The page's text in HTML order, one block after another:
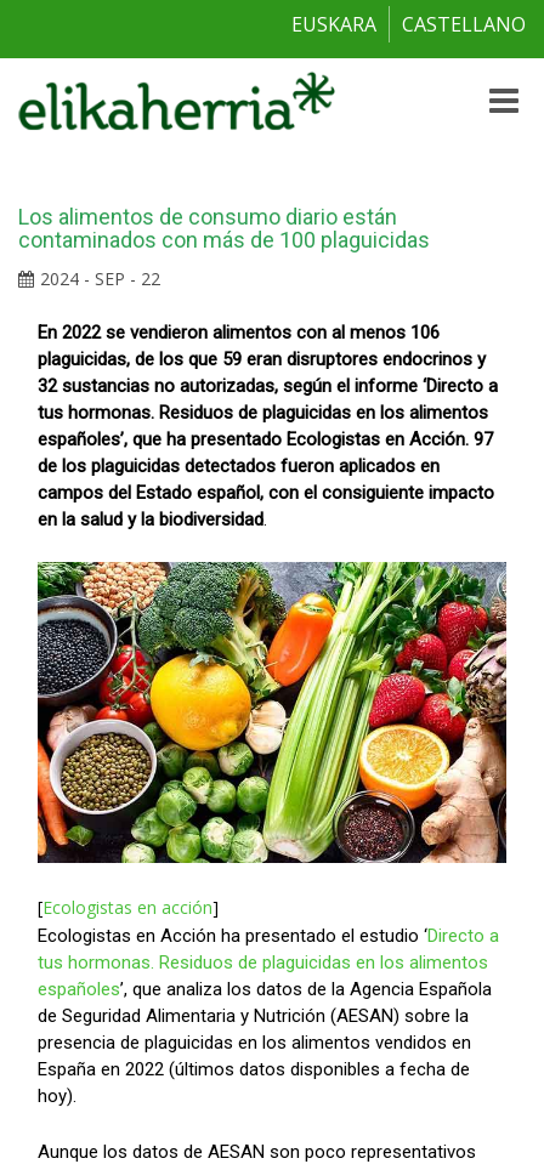
EUSKARA CASTELLANO
Toggle
Los alimentos de consumo diario están
contaminados con más de 100 plaguicidas
2024 - SEP - 22
En 2022 se vendieron alimentos con al menos 106
plaguicidas, de los que 59 eran disruptores endocrinos y
32 sustancias no autorizadas, según el informe ‘Directo a
tus hormonas. Residuos de plaguicidas en los alimentos
españoles’, que ha presentado Ecologistas en Acción. 97
de los plaguicidas detectados fueron aplicados en
campos del Estado español, con el consiguiente impacto
en la salud y la biodiversidad.
[Ecologistas en acción]
Ecologistas en Acción ha presentado el estudio ‘Directo a
tus hormonas. Residuos de plaguicidas en los alimentos
españoles’, que analiza los datos de la Agencia Española
de Seguridad Alimentaria y Nutrición (AESAN) sobre la
presencia de plaguicidas en los alimentos vendidos en
España en 2022 (últimos datos disponibles a fecha de
hoy).
Aunque los datos de AESAN son poco representativos